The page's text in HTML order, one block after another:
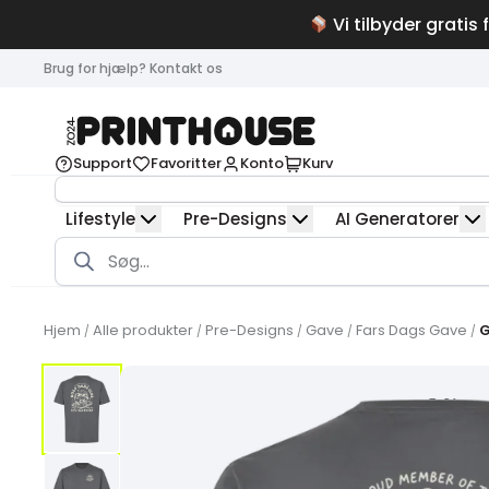
Vi tilbyder gratis
Brug for hjælp? Kontakt os
Support Favoritter Konto Kurv
Lifestyle Pre-Designs AI Generatorer
Products
search
Hjem / Alle produkter / Pre-Designs / Gave / Fars Dags Gave /